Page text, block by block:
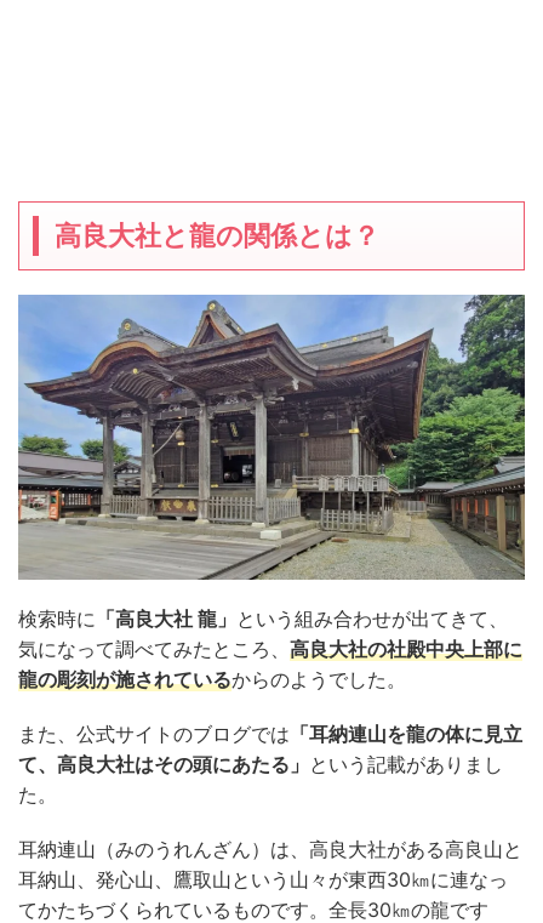
高良大社と龍の関係とは？
検索時に 「高良大社 龍」 という組み合わせが出てきて、
気になって調べてみたところ、 高良大社の社殿中央上部に
龍の彫刻が施されているからのようでした。
また、公式サイトのブログでは 「耳納連山を龍の体に見立
て、高良大社はその頭にあたる」 という記載がありまし
た。
耳納連山（みのうれんざん）は、高良大社がある高良山と
耳納山、発心山、鷹取山という山々が東西30㎞に連なっ
てかたちづくられているものです。全長30㎞の龍です